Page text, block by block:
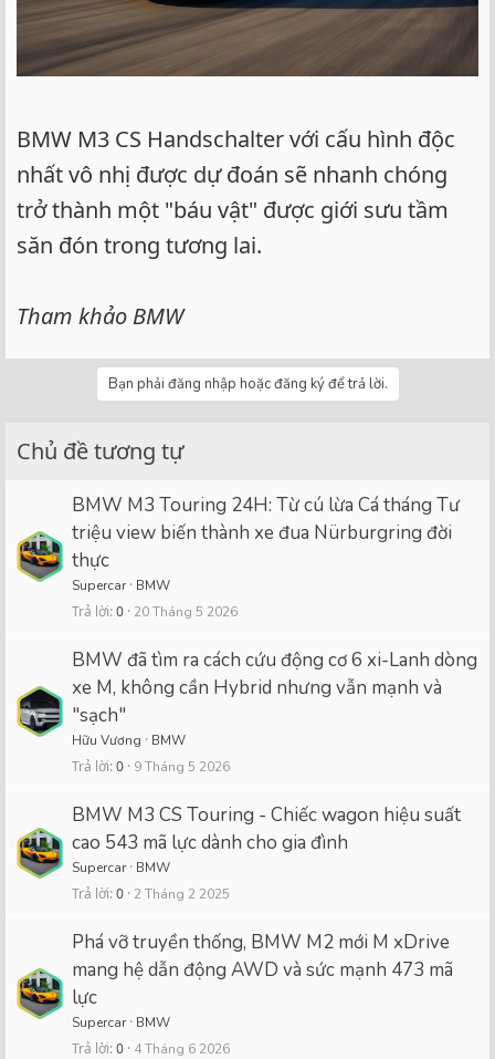
BMW M3 CS Handschalter với cấu hình độc
nhất vô nhị được dự đoán sẽ nhanh chóng
trở thành một "báu vật" được giới sưu tầm
săn đón trong tương lai.
Tham khảo BMW
Bạn phải đăng nhập hoặc đăng ký để trả lời.
Chủ đề tương tự
BMW M3 Touring 24H: Từ cú lừa Cá tháng Tư
triệu view biến thành xe đua Nürburgring đời
thực
Supercar BMW
Trả lời 0 20 Tháng 5 2026
BMW đã tìm ra cách cứu động cơ 6 xi-Lanh dòng
xe M, không cần Hybrid nhưng vẫn mạnh và
"sạch"
Hữu Vương BMW
Trả lời 0 9 Tháng 5 2026
BMW M3 CS Touring - Chiếc wagon hiệu suất
cao 543 mã lực dành cho gia đình
Supercar BMW
Trả lời 0 2 Tháng 2 2025
Phá vỡ truyền thống, BMW M2 mới M xDrive
mang hệ dẫn động AWD và sức mạnh 473 mã
lực
Supercar BMW
Trả lời 0 4 Tháng 6 2026